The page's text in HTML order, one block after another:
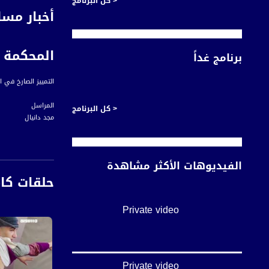
أخبار
المحكمة
التمييز الصارخ
المراسل
مجد دانيال
ضمن مساعيها
تتبع وزارة
الاحيان باخفاء
تمثل المباني
ومنع تاكلها
أسماء المتحدثين:
حلقات
برنامج غداً
< كل البرنامج
الفيديوهات الأكثر مشاهدة
Private video